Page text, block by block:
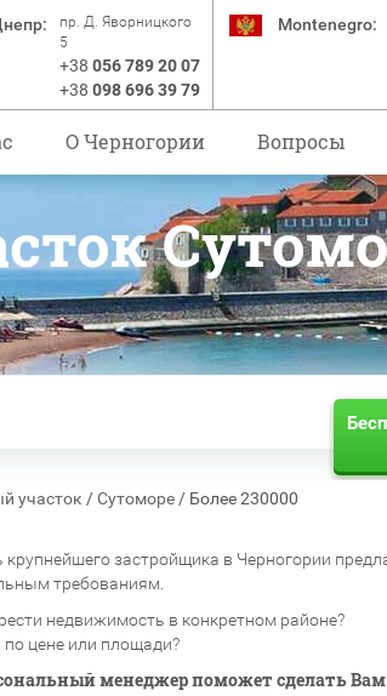
пр. Д. Яворницкого
5
+38 056 789 20 07
+38 098 696 39 79
Montenegro:
O Черногории Вопросы
участок /Сутоморе / Более 230000
крупнейшего застройщика в Черногории
требованиям.
недвижимость в конкретном районе?
цене или площади?
менеджер поможет сделать